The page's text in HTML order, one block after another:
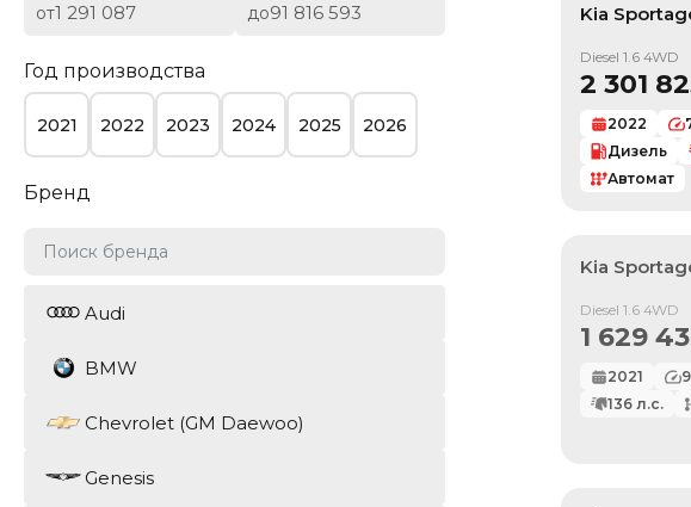
от до
Год производства
2021 2022 2023 2024 2025 2026
Бренд
Audi
BMW
Chevrolet (GM Daewoo)
Genesis
Kia
Diesel 1.6 4WD
2 301
2022
Дизель
Автомат
Kia Продан
Diesel 1.6 4WD
1 629
2021
136 л.с.